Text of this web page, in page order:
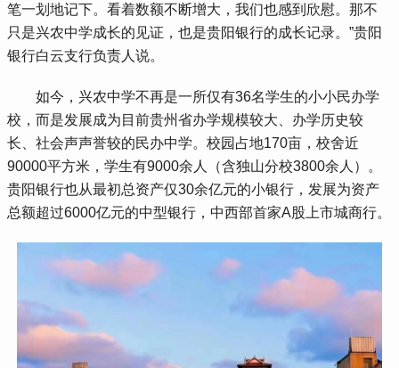
笔一划地记下。看着数额不断增大，我们也感到欣慰。那不
只是兴农中学成长的见证，也是贵阳银行的成长记录。”贵阳
银行白云支行负责人说。
如今，兴农中学不再是一所仅有36名学生的小小民办学
校，而是发展成为目前贵州省办学规模较大、办学历史较
长、社会声声誉较的民办中学。校园占地170亩，校舍近
90000平方米，学生有9000余人（含独山分校3800余人）。
贵阳银行也从最初总资产仅30余亿元的小银行，发展为资产
总额超过6000亿元的中型银行，中西部首家A股上市城商行。